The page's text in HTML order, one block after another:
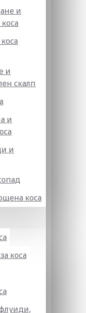
и
и
скалп
и
и
коса
коса